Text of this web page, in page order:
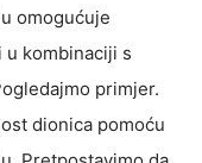
omogućuje
kombinaciji s
primjer.
dionica pomoću